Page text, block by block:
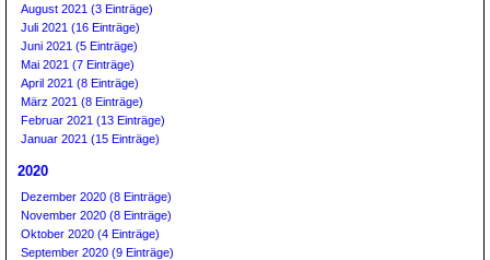
August 2021 (3 Einträge)
Juli 2021 (16 Einträge)
Juni 2021 (5 Einträge)
Mai 2021 (7 Einträge)
April 2021 (8 Einträge)
März 2021 (8 Einträge)
Februar 2021 (13 Einträge)
Januar 2021 (15 Einträge)
2020
Dezember 2020 (8 Einträge)
November 2020 (8 Einträge)
Oktober 2020 (4 Einträge)
September 2020 (9 Einträge)